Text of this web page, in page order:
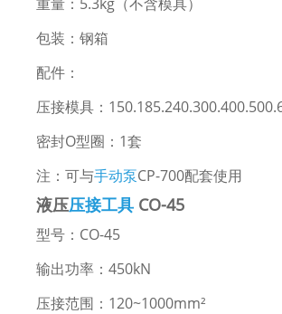
包装：钢箱
配件：
压接模具：
密封O型圈：1套
注：可与手动泵CP-700配套使用
液压压接工具 CO-45
型号：CO-45
输出功率：450kN
压接范围：120~1000mm²